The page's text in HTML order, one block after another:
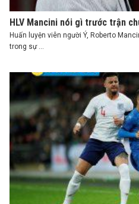
HLV Mancini nói gì trước trận
Huấn luyện viên người Ý, Roberto
trong sự ...